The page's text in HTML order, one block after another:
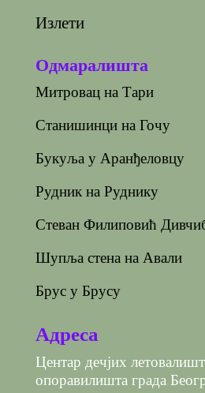
Излети
Одмаралишта
Митровац на Тари
Станишинци на Гочу
Букуља у Аранђеловцу
Рудник на Руднику
Стеван Филиповић
Шупља стена на Авали
Брус у Брусу
Адреса
Центар дечјих
опоравилишта града